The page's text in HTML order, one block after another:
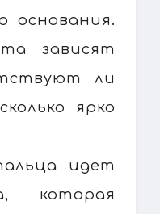
основания.
зависят
ли
ярко
идет
которая